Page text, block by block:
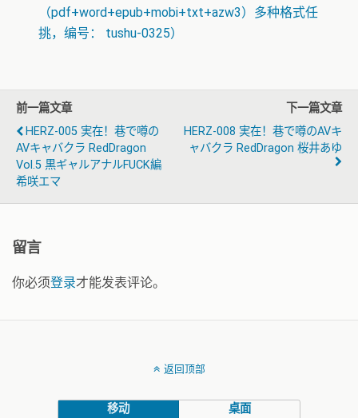
（pdf+word+epub+mobi+txt+azw3）多种格式任
挑，编号： tushu-0325）
前一篇文章
HERZ-005 実在！巷で噂の
AVキャバクラ RedDragon
Vol.5 黒ギャルアナルFUCK編
希咲エマ
下一篇文章
HERZ-008 実在！巷で噂のAVキ
ャバクラ RedDragon 桜井あゆ
留言
你必须登录才能发表评论。
返回顶部
移动 桌面